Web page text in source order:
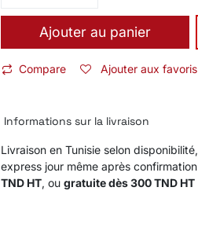
Ajouter au panier
Compare Ajouter aux favoris
Informations sur la livraison
Livraison en Tunisie selon
express jour même après
TND HT, ou gratuite dès 300 TND HT